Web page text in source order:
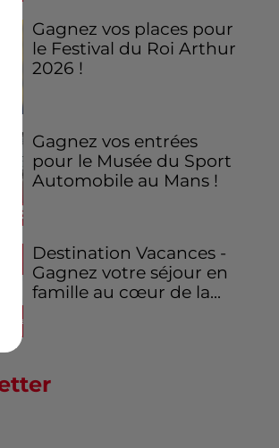
Gagnez vos places pour
le Festival du Roi Arthur
2026 !
Gagnez vos entrées
pour le Musée du Sport
Automobile au Mans !
Destination Vacances -
Gagnez votre séjour en
famille au cœur de la...